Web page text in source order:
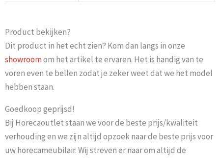
Product bekijken?
Dit product in het echt zien? Kom dan langs in onze
showroomom het artikel te ervaren. Het is handig van te
voren even te bellen zodat je zeker weet dat we het model
hebben staan.
Goedkoop geprijsd!
Bij Horecaoutlet staan we voor de beste prijs/kwaliteit
verhouding en we zijn altijd opzoek naar de beste prijs voor
uw horecameubilair. Wij streven er naar om altijd de